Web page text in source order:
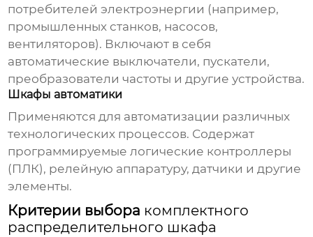
потребителей электроэнергии (например,
промышленных станков, насосов,
вентиляторов). Включают в себя
автоматические выключатели, пускатели,
преобразователи частоты и другие устройства.
Шкафы автоматики
Применяются для автоматизации различных
технологических процессов. Содержат
программируемые логические контроллеры
(ПЛК), релейную аппаратуру, датчики и другие
элементы.
Критерии выбора комплектного
распределительного шкафа